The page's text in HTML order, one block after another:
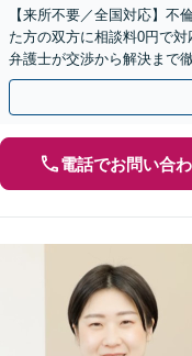
【来所不要／全国対応】不
た方の双方に相談料0円で
弁護士が交渉から解決まで
手金の返還保証もあります
電話でお問い合